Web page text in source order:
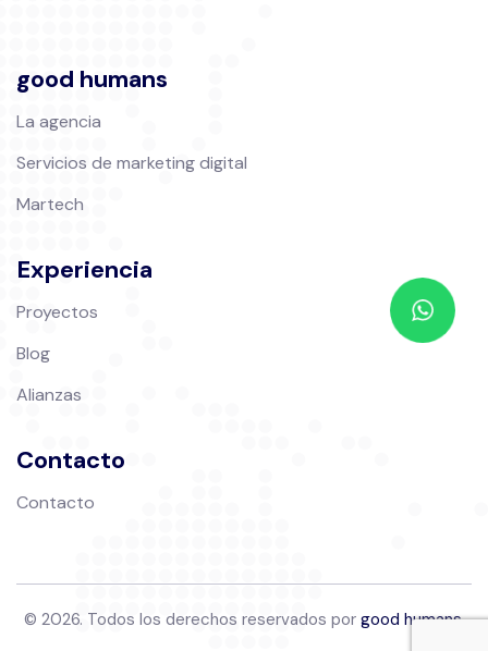
good humans
La agencia
Servicios de marketing digital
Martech
Experiencia
Proyectos
Blog
Alianzas
Contacto
Contacto
© 2026. Todos los derechos reservados por good humans.